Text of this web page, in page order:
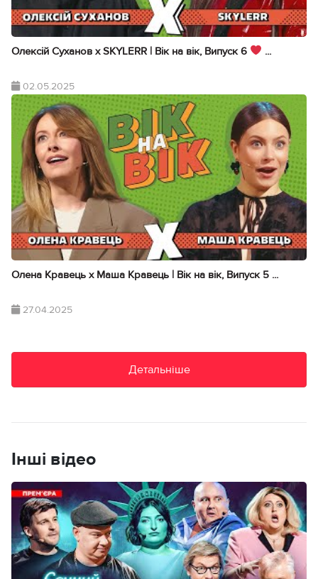
Олексій Суханов х SKYLERR | Вік на вік, Випуск 6 ...
02.05.2025
Олена Кравець х Маша Кравець | Вік на вік, Випуск 5 ...
27.04.2025
Детальніше
Інші відео